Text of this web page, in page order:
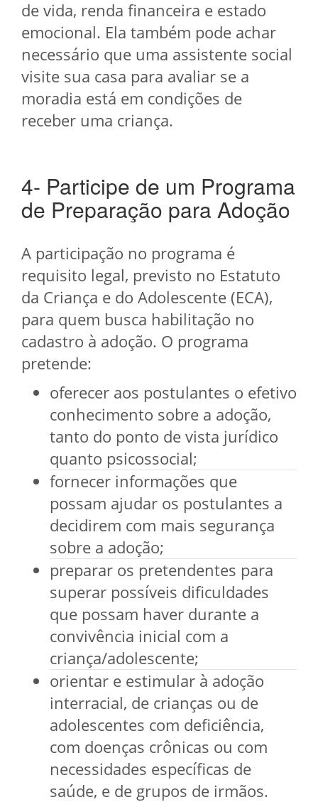
de vida, renda financeira e estado
emocional. Ela também pode achar
necessário que uma assistente social
visite sua casa para avaliar se a
moradia está em condições de
receber uma criança.
4- Participe de um Programa
de Preparação para Adoção
A participação no programa é
requisito legal, previsto no Estatuto
da Criança e do Adolescente (ECA),
para quem busca habilitação no
cadastro à adoção. O programa
pretende:
oferecer aos postulantes o efetivo
conhecimento sobre a adoção,
tanto do ponto de vista jurídico
quanto psicossocial;
fornecer informações que
possam ajudar os postulantes a
decidirem com mais segurança
sobre a adoção;
preparar os pretendentes para
superar possíveis dificuldades
que possam haver durante a
convivência inicial com a
criança/adolescente;
orientar e estimular à adoção
interracial, de crianças ou de
adolescentes com deficiência,
com doenças crônicas ou com
necessidades específicas de
saúde, e de grupos de irmãos.